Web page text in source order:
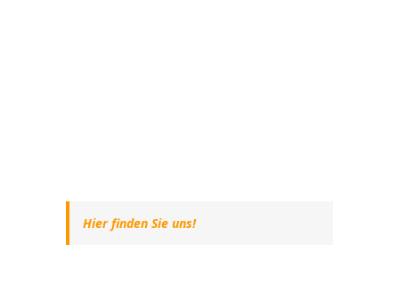
Hier finden Sie uns!